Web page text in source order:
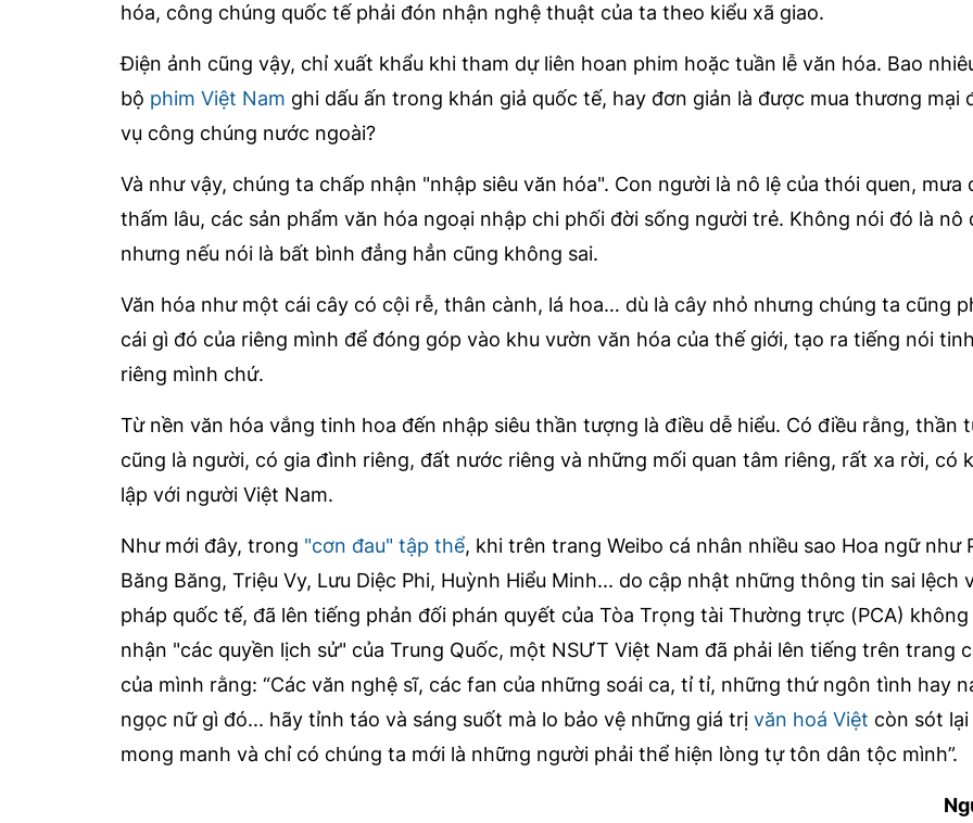
hóa, công chúng quốc tế phải đón nhận nghệ thuật của ta theo kiểu xã giao.
Điện ảnh cũng vậy, chỉ xuất khẩu khi tham dự liên hoan phim hoặc tuần lễ văn hóa. Bao
bộ phim Việt Nam ghi dấu ấn trong khán giả quốc tế, hay đơn giản là được mua thương mại
vụ công chúng nước ngoài?
Và như vậy, chúng ta chấp nhận "nhập siêu văn hóa". Con người là nô lệ của thói quen, mưa
thấm lâu, các sản phẩm văn hóa ngoại nhập chi phối đời sống người trẻ. Không nói đó là nô
nhưng nếu nói là bất bình đẳng hẳn cũng không sai.
Văn hóa như một cái cây có cội rễ, thân cành, lá hoa… dù là cây nhỏ nhưng chúng ta cũng
cái gì đó của riêng mình để đóng góp vào khu vườn văn hóa của thế giới, tạo ra tiếng nói
riêng mình chứ.
Từ nền văn hóa vắng tinh hoa đến nhập siêu thần tượng là điều dễ hiểu. Có điều rằng, thần
cũng là người, có gia đình riêng, đất nước riêng và những mối quan tâm riêng, rất xa rời, có
lập với người Việt Nam.
Như mới đây, trong "cơn đau" tập thể, khi trên trang Weibo cá nhân nhiều sao Hoa ngữ như
Băng Băng, Triệu Vy, Lưu Diệc Phi, Huỳnh Hiểu Minh... do cập nhật những thông tin sai lệch
pháp quốc tế, đã lên tiếng phản đối phán quyết của Tòa Trọng tài Thường trực (PCA)
nhận "các quyền lịch sử" của Trung Quốc, một NSƯT Việt Nam đã phải lên tiếng trên trang
của mình rằng: “Các văn nghệ sĩ, các fan của những soái ca, tỉ tỉ, những thứ ngôn tình hay
ngọc nữ gì đó... hãy tỉnh táo và sáng suốt mà lo bảo vệ những giá trị văn hoá Việt còn sót
mong manh và chỉ có chúng ta mới là những người phải thể hiện lòng tự tôn dân tộc mình”.